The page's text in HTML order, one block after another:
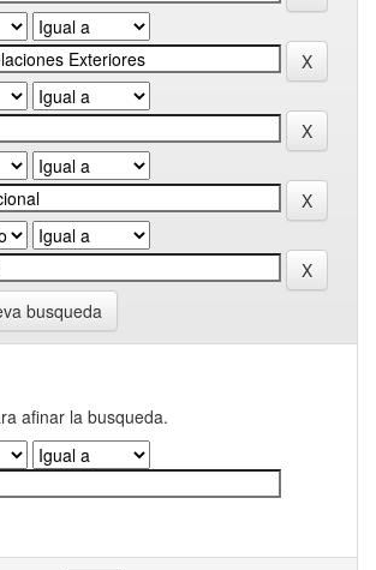
busqueda
afinar la busqueda.